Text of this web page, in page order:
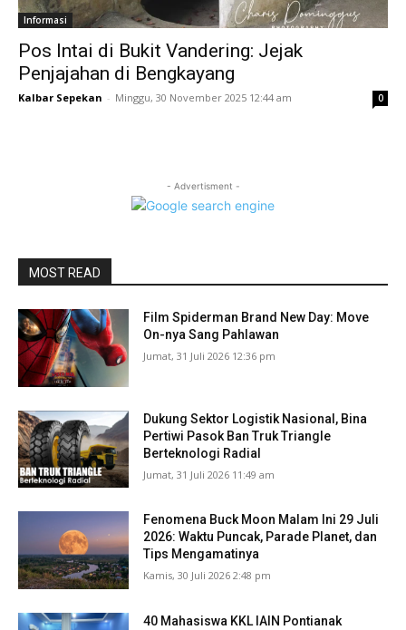
Informasi
Pos Intai di Bukit Vandering: Jejak
Penjajahan di Bengkayang
Kalbar Sepekan - Minggu, 30 November 2025 12:44 am 0
- Advertisment -
MOST READ
Film Spiderman Brand New Day: Move
On-nya Sang Pahlawan
Jumat, 31 Juli 2026 12:36 pm
Dukung Sektor Logistik Nasional, Bina
Pertiwi Pasok Ban Truk Triangle
Berteknologi Radial
Jumat, 31 Juli 2026 11:49 am
Fenomena Buck Moon Malam Ini 29 Juli
2026: Waktu Puncak, Parade Planet, dan
Tips Mengamatinya
Kamis, 30 Juli 2026 2:48 pm
40 Mahasiswa KKL IAIN Pontianak